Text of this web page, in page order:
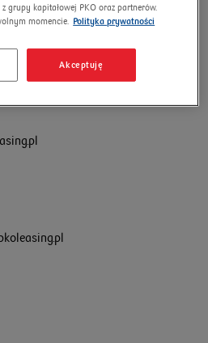
grupy kapitałowej PKO oraz partnerów.
momencie.
Polityka prywatności
Akceptuję